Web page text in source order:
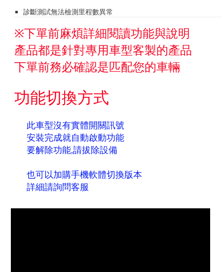
診斷測試無法檢測里程數異常
※下單前麻煩詳細閱讀功能與說明
產品都是針對專用車型客製的產品
下單前務必確認是匹配您的車輛
功能切換方式
此車型沒有實體開關訊號
安裝完成就自動啟動功能
要解除功能,請拔除設備
也可以加購手機軟體切換版本
詳細請詢問客服